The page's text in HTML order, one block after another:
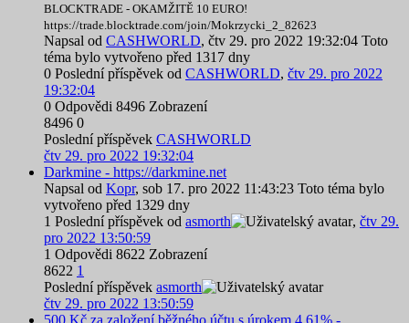
BLOCKTRADE - OKAMŽITĚ 10 EURO!
https://trade.blocktrade.com/join/Mokrzycki_2_82623
Napsal od CASHWORLD, čtv 29. pro 2022 19:32:04 Toto
téma bylo vytvořeno před 1317 dny
0 Poslední příspěvek od CASHWORLD, čtv 29. pro 2022
19:32:04
0 Odpovědi 8496 Zobrazení
8496 0
Poslední příspěvek CASHWORLD
čtv 29. pro 2022 19:32:04
Darkmine - https://darkmine.net
Napsal od Kopr, sob 17. pro 2022 11:43:23 Toto téma bylo
vytvořeno před 1329 dny
1 Poslední příspěvek od asmorth , čtv 29.
pro 2022 13:50:59
1 Odpovědi 8622 Zobrazení
8622 1
Poslední příspěvek asmorth
čtv 29. pro 2022 13:50:59
500 Kč za založení běžného účtu s úrokem 4,61% -